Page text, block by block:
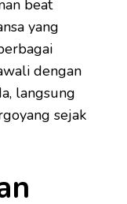
beat
yang
dengan
langsung
sejak